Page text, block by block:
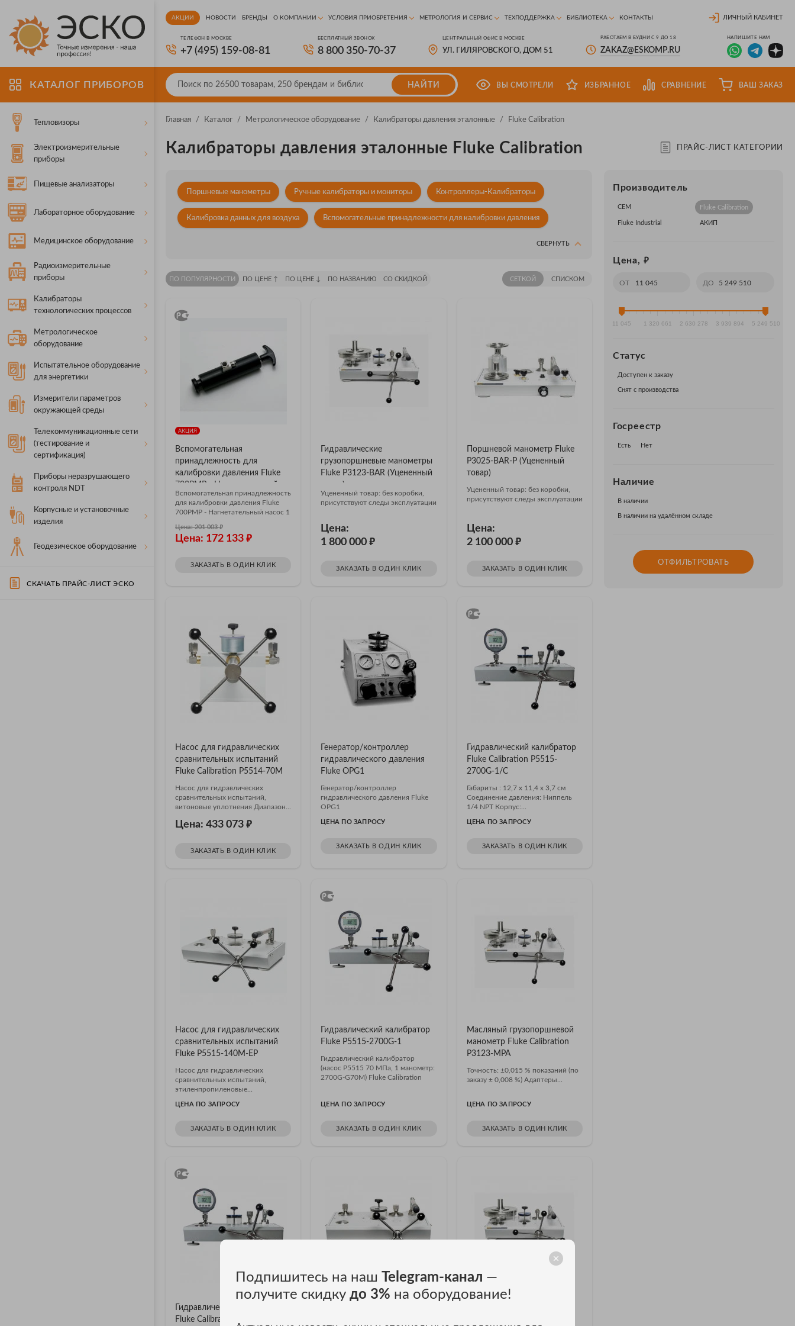
КАТАЛОГ ПРИБОРОВ
Тепловизоры
Электроизмерительные
приборы
Пищевые анализаторы
Лабораторное оборудование
Медицинское оборудование
Радиоизмерительные
приборы
Калибраторы
технологических процессов
Метрологическое
оборудование
Испытательное оборудование
для энергетики
Измерители параметров
окружающей среды
Телекоммуникационные сети
(тестирование и
сертификация)
Приборы неразрушающего
контроля NDT
Корпусные и установочные
изделия
Геодезическое оборудование
СКАЧАТЬ ПРАЙС-ЛИСТ ЭСКО
АКЦИИ НОВОСТИ БРЕНДЫ О КОМПАНИИ УСЛОВИЯ ПРИОБРЕТЕНИЯ МЕТРОЛОГИЯ И СЕРВИС ТЕХПОДДЕРЖКА БИБЛИОТЕКА КОНТАКТЫ ЛИЧНЫЙ КАБИНЕТ
ТЕЛЕФОН В МОСКВЕ
+7 (495) 159-08-81
БЕСПЛАТНЫЙ ЗВОНОК
8 800 350-70-37
ЦЕНТРАЛЬНЫЙ ОФИС В МОСКВЕ
УЛ. ГИЛЯРОВСКОГО, ДОМ 51
РАБОТАЕМ В БУДНИ С 9 ДО 18
ZAKAZ@ESKOMP.RU
НАПИШИТЕ НАМ
НАЙТИ ВЫ СМОТРЕЛИ ИЗБРАННОЕ СРАВНЕНИЕ ВАШ ЗАКАЗ
Главная / Каталог / Метрологическое оборудование / Калибраторы давления эталонные / Fluke Calibration
Калибраторы давления эталонные Fluke Calibration ПРАЙС-ЛИСТ КАТЕГОРИИ
Поршневые манометры Ручные калибраторы и мониторы Контроллеры-Калибраторы
Калибровка данных для воздуха Вспомогательные принадлежности для калибровки давления
СВЕРНУТЬ
ПО ПОПУЛЯРНОСТИ ПО ЦЕНЕ ↑ ПО ЦЕНЕ ↓ ПО НАЗВАНИЮ СО СКИДКОЙ СЕТКОЙ СПИСКОМ
АКЦИЯ
Вспомогательная
принадлежность для
калибровки давления Fluke
700PMP - Нагнетательный
насос
Вспомогательная принадлежность
для калибровки давления Fluke
700PMP - Нагнетательный насос 1
Цена: 201 003₽
Цена: 172 133 ₽
ЗАКАЗАТЬ В ОДИН КЛИК
Гидравлические
грузопоршневые манометры
Fluke P3123-BAR (Уцененный
товар)
Уцененный товар: без коробки,
присутствуют следы эксплуатации
Цена:
1 800 000₽
ЗАКАЗАТЬ В ОДИН КЛИК
Поршневой манометр Fluke
P3025-BAR-P (Уцененный
товар)
Уцененный товар: без коробки,
присутствуют следы эксплуатации
Цена:
2 100 000 ₽
ЗАКАЗАТЬ В ОДИН КЛИК
Насос для гидравлических
сравнительных испытаний
Fluke Calibration P5514-70M
Насос для гидравлических
сравнительных испытаний,
витоновые уплотнения Диапазон...
Цена: 433 073 ₽
ЗАКАЗАТЬ В ОДИН КЛИК
Генератор/контроллер
гидравлического давления
Fluke OPG1
Генератор/контроллер
гидравлического давления Fluke
OPG1
ЦЕНА ПО ЗАПРОСУ
ЗАКАЗАТЬ В ОДИН КЛИК
Гидравлический калибратор
Fluke Calibration P5515-
2700G-1/C
Габариты : 12,7 х 11,4 х 3,7 см
Соединение давления: Ниппель
1/4 NPT Корпус:...
ЦЕНА ПО ЗАПРОСУ
ЗАКАЗАТЬ В ОДИН КЛИК
Насос для гидравлических
сравнительных испытаний
Fluke P5515-140M-EP
Насос для гидравлических
сравнительных испытаний,
этиленпропиленовые...
ЦЕНА ПО ЗАПРОСУ
ЗАКАЗАТЬ В ОДИН КЛИК
Гидравлический калибратор
Fluke P5515-2700G-1
Гидравлический калибратор
(насос P5515 70 МПа, 1 манометр:
2700G-G70M) Fluke Calibration
ЦЕНА ПО ЗАПРОСУ
ЗАКАЗАТЬ В ОДИН КЛИК
Масляный грузопоршневой
манометр Fluke Calibration
P3123-MPA
Точность: ±0,015 % показаний (по
заказу ± 0,008 %) Адаптеры...
ЦЕНА ПО ЗАПРОСУ
ЗАКАЗАТЬ В ОДИН КЛИК
Гидравлический калибратор
Fluke Calibration P5515-
Производитель
CEM Fluke Calibration
Fluke Industrial АКИП
Цена, ₽
ОТ ДО
11 045 1 320 661 2 630 278 3 939 894 5 249 510
Статус
Доступен к заказу
Снят с производства
Госреестр
Есть Нет
Наличие
В наличии
В наличии на удалённом складе
ОТФИЛЬТРОВАТЬ
Подпишитесь на наш Telegram-канал —
получите скидку до 3% на оборудование!